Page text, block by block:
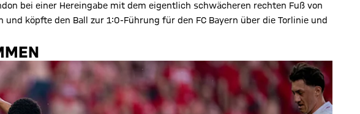
bei einer Hereingabe mit dem eigentlich schwächeren rechten Fuß von
köpfte den Ball zur 1:0-Führung für den FC Bayern über die Torlinie und